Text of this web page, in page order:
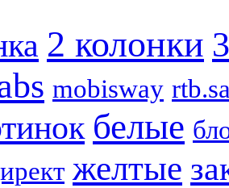
2 колонки
mobisway
белые
желтые